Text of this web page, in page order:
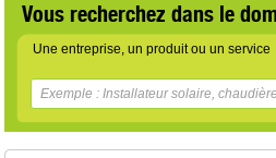
Vous recherchez dans le
Une entreprise, un produit ou un service